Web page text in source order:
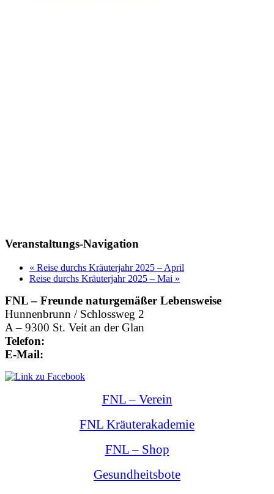
Veranstaltungs-Navigation
« Reise durchs Kräuterjahr 2025 – April
Reise durchs Kräuterjahr 2025 – Mai »
FNL – Freunde naturgemäßer Lebensweise
Hunnenbrunn / Schlossweg 2
A – 9300 St. Veit an der Glan
Telefon:
E-Mail:
FNL – Verein
FNL Kräuterakademie
FNL – Shop
Gesundheitsbote